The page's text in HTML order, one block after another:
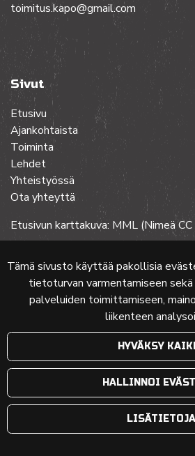
Tämä sivusto käyttää pakollisia
tietoturvan varmentamiseen
palveluiden toimittamiseen,
liikenteen
HYVÄKSY
HALLINNOI
LISÄTIETOJA
toimitus.kapo@gmail.com
Sivut
Etusivu
Ajankohtaista
Toiminta
Lehdet
Yhteistyössä
Ota yhteyttä
Etusivun karttakuva: MML (Nimeä
© 2024 PKMT | Verkkosivu atFlow Oy